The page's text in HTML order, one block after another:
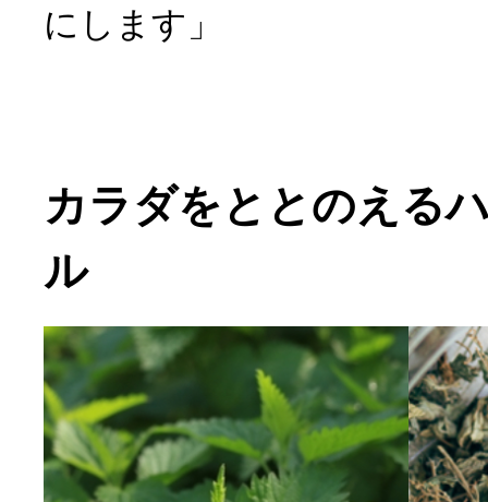
にします」
カラダをととのえる
ル